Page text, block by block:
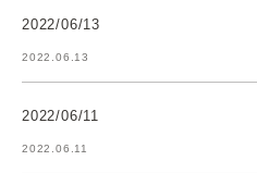
2022/06/13
2022.06.13
2022/06/11
2022.06.11